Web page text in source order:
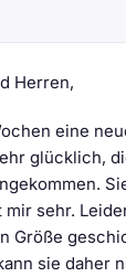
Herren,
eine
glücklich,
sehr.
Größe
sie daher